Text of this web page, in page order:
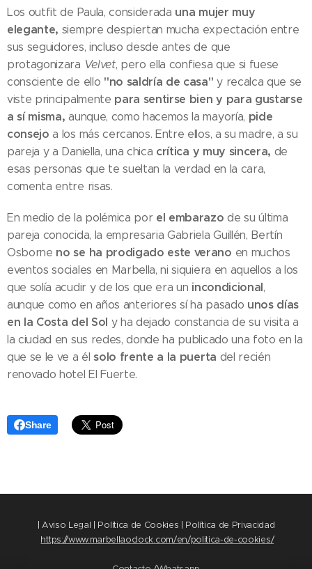
Los outfit de Paula, considerada una mujer muy
elegante, siempre despiertan mucha expectación entre
sus seguidores, incluso desde antes de que
protagonizara Velvet, pero ella confiesa que si fuese
consciente de ello "no saldría de casa"y recalca que se
viste principalmente para sentirse bien y para gustarse
a sí misma, aunque, como hacemos la mayoría, pide
consejo a los más cercanos. Entre ellos, a su madre, a su
pareja y a Daniella, una chica crítica y muy sincera, de
esas personas que te sueltan la verdad en la cara,
comenta entre risas.
En medio de la polémica porel embarazode su última
pareja conocida, la empresaria Gabriela Guillén, Bertín
Osborne no se ha prodigado este verano en muchos
eventos sociales en Marbella, ni siquiera en aquellos a los
que solía acudir y de los que era un incondicional,
aunque como en años anteriores sí ha pasado unos días
en la Costa del Sol y ha dejado constancia de su visita a
la ciudad en sus redes, donde ha publicado una foto en la
que se le ve a élsolo frente a la puerta del recién
renovado hotel El Fuerte.
Share
| Aviso Legal | Política de Cookies | Política de Privacidad
https://www.marbellaoclock.com/en/politica-de-cookies/